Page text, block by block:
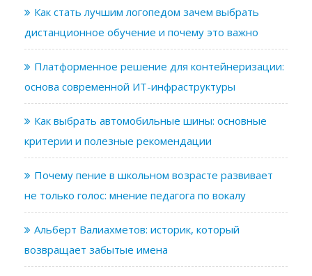
Как стать лучшим логопедом зачем выбрать
дистанционное обучение и почему это важно
Платформенное решение для контейнеризации:
основа современной ИТ-инфраструктуры
Как выбрать автомобильные шины: основные
критерии и полезные рекомендации
Почему пение в школьном возрасте развивает
не только голос: мнение педагога по вокалу
Альберт Валиахметов: историк, который
возвращает забытые имена